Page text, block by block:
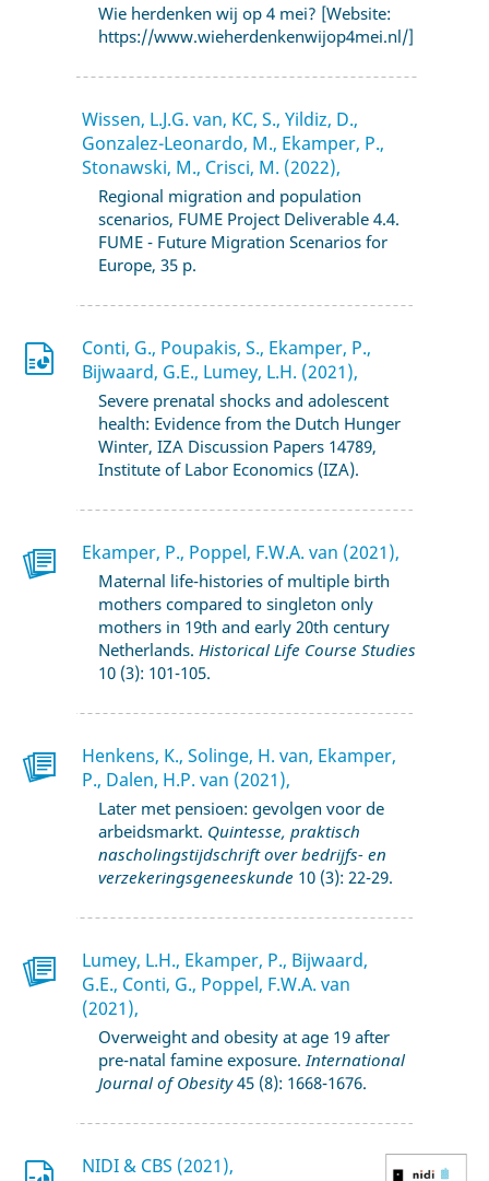
Wie herdenken wij op 4 mei? [Website:
https://www.wieherdenkenwijop4mei.nl/]
Wissen, L.J.G. van, KC, S., Yildiz, D.,
Gonzalez-Leonardo, M., Ekamper, P.,
Stonawski, M., Crisci, M. (2022),
Regional migration and population
scenarios, FUME Project Deliverable 4.4.
FUME - Future Migration Scenarios for
Europe, 35 p.
Conti, G., Poupakis, S., Ekamper, P.,
Bijwaard, G.E., Lumey, L.H. (2021),
Severe prenatal shocks and adolescent
health: Evidence from the Dutch Hunger
Winter, IZA Discussion Papers 14789,
Institute of Labor Economics (IZA).
Ekamper, P., Poppel, F.W.A. van (2021),
Maternal life-histories of multiple birth
mothers compared to singleton only
mothers in 19th and early 20th century
Netherlands. Historical Life Course Studies
10 (3): 101-105.
Henkens, K., Solinge, H. van, Ekamper,
P., Dalen, H.P. van (2021),
Later met pensioen: gevolgen voor de
arbeidsmarkt. Quintesse, praktisch
nascholingstijdschrift over bedrijfs- en
verzekeringsgeneeskunde 10 (3): 22-29.
Lumey, L.H., Ekamper, P., Bijwaard,
G.E., Conti, G., Poppel, F.W.A. van
(2021),
Overweight and obesity at age 19 after
pre-natal famine exposure. International
Journal of Obesity45 (8): 1668-1676.
NIDI & CBS (2021),